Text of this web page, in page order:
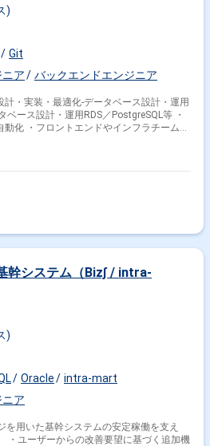
)
Git
ア
バックエンドエンジニア
・実装・最適化-データベース設計・運用
ベース設計・運用RDS／PostgreSQL等 ・
動化 ・フロントエンドやインフラチームと
幹システム（Biz∫ / intra-
)
Oracle
intra-mart
ア
を用いた基幹システムの安定稼働を支え
・ユーザーからの改善要望に基づく追加機